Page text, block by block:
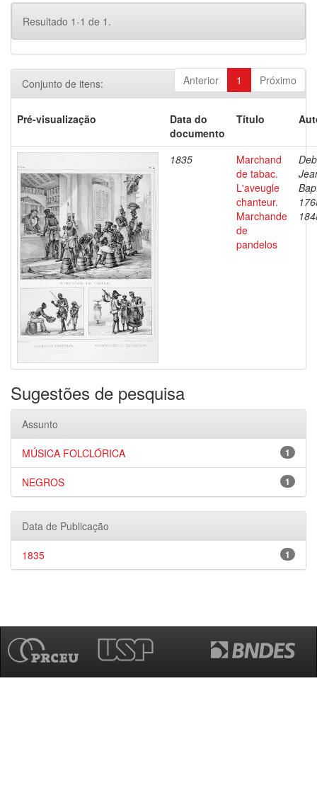
Resultado 1-1 de 1.
Anterior 1 Próximo
Conjunto de itens:
Pré-visualização
Data do
documento
Título
1835
Marchand
de tabac.
L'aveugle
chanteur.
Marchande
de
pandelos
Sugestões de pesquisa
Assunto
1
MÚSICA FOLCLÓRICA
1
NEGROS
Data de Publicação
1
1835